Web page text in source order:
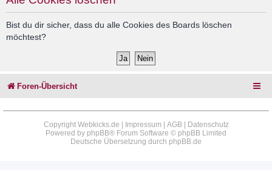
Bist du dir sicher, dass du alle Cookies des Boards löschen
möchtest?
Foren-Übersicht
Copyright Webkicks.de | Impressum AGB|
Datenschutz
Powered by phpBB® Forum Software © phpBB Limited
Deutsche Übersetzung durch phpBB.de